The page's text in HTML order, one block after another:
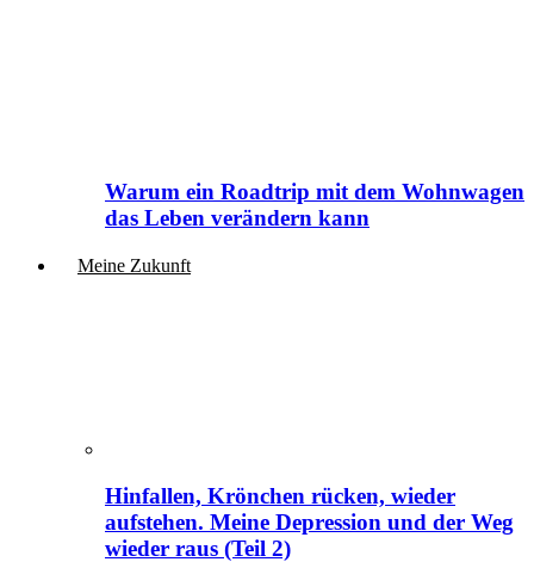
Warum ein Roadtrip mit dem Wohnwagen
das Leben verändern kann
Meine Zukunft
Hinfallen, Krönchen rücken, wieder
aufstehen. Meine Depression und der Weg
wieder raus (Teil 2)